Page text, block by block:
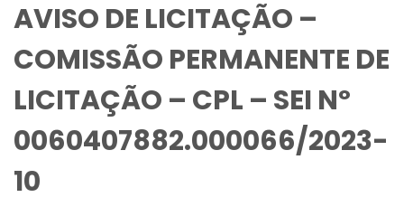
AVISO DE LICITAÇÃO –
COMISSÃO PERMANENTE DE
LICITAÇÃO – CPL – SEI Nº
0060407882.000066/2023-
10